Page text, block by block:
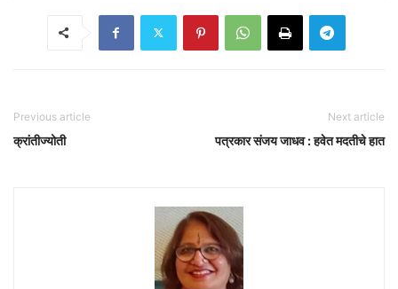
Previous article
क्रांतीज्योती
Next article
पत्रकार संजय जाधव : हवेत मदतीचे हात